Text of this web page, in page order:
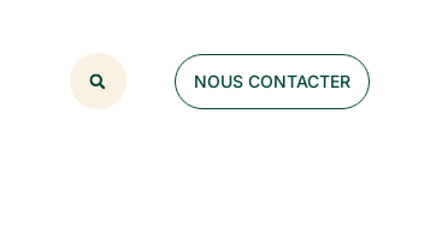
NOUS CONTACTER